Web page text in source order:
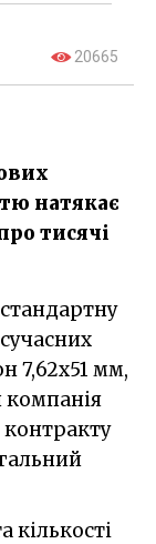
20665
натякає
тисячі
7,62х51 мм,
компанія
контракту
кількості